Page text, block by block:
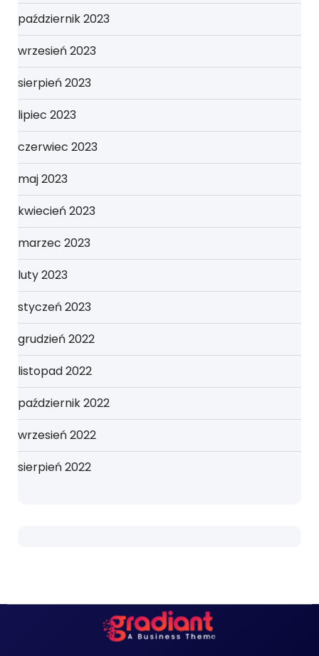
październik 2023
wrzesień 2023
sierpień 2023
lipiec 2023
czerwiec 2023
maj 2023
kwiecień 2023
marzec 2023
luty 2023
styczeń 2023
grudzień 2022
listopad 2022
październik 2022
wrzesień 2022
sierpień 2022